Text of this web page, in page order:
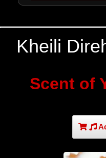
Kheili
Scent of